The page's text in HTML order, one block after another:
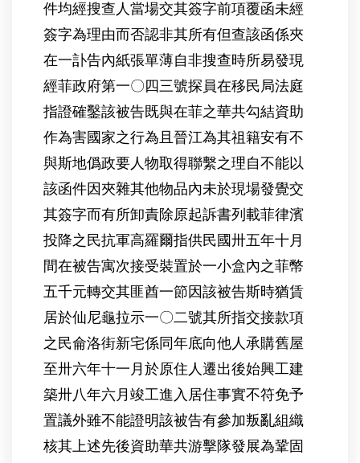
件均經搜查人當場交其簽字前項覆函未經
簽字為理由而否認非其所有但查該函係夾
在一訃告內紙張單薄自非搜查時所易發現
經菲政府第一〇四三號探員在移民局法庭
指證確鑿該被告既與在菲之華共勾結資助
作為害國家之行為且晉江為其祖籍安有不
與斯地僞政要人物取得聯繫之理自不能以
該函件因夾雜其他物品內未於現場發覺交
其簽字而有所卸責除原起訴書列載菲律濱
投降之民抗軍高羅爾指供民國卅五年十月
間在被告寓次接受裝置於一小盒內之菲幣
五千元轉交其匪酋一節因該被告斯時猶賃
居於仙尼龜拉示一〇二號其所指交接款項
之民侖洛街新宅係同年底向他人承購舊屋
至卅六年十一月於原住人遷出後始興工建
築卅八年六月竣工進入居住事實不符免予
置議外雖不能證明該被告有參加叛亂組織
核其上述先後資助華共游擊隊發展為鞏固